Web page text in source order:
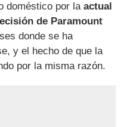
doméstico por la actual
de Paramount
donde se ha
y el hecho de que la
por la misma razón.